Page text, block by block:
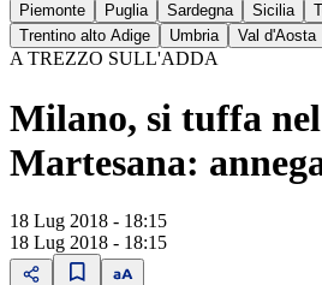
Piemonte
Puglia Sardegna Sicilia
Trentino alto Adige
Umbria Val d'Aosta
A TREZZO SULL'ADDA
Milano, si tuffa
Martesana:
18 Lug 2018 - 18:15
18 Lug 2018 - 18:15